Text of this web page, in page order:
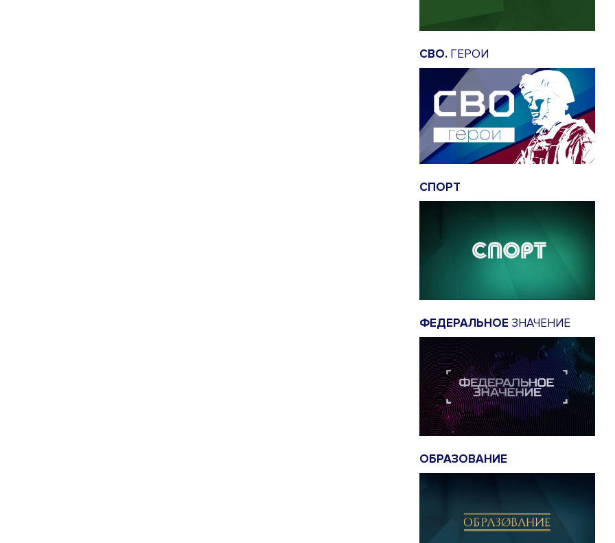
СВО. ГЕРОИ
СПОРТ
ФЕДЕРАЛЬНОЕ ЗНАЧЕНИЕ
ОБРАЗОВАНИЕ